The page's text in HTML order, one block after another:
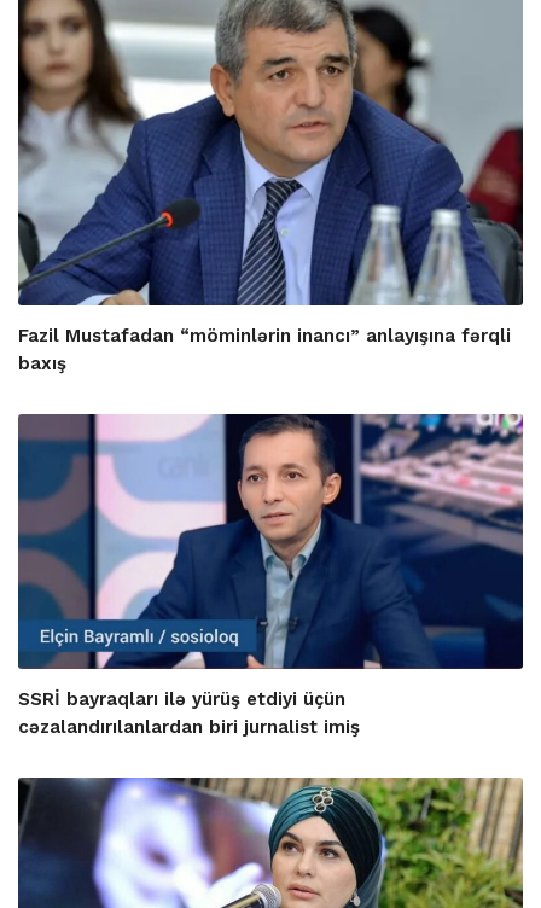
Fazil Mustafadan “möminlərin inancı” anlayışına fərqli
baxış
SSRİ bayraqları ilə yürüş etdiyi üçün
cəzalandırılanlardan biri jurnalist imiş